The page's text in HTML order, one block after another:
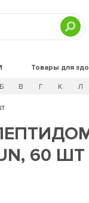
Товары для
Б В Г К Л
60 ШТ